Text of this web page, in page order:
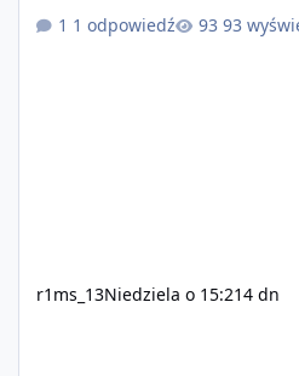
1 odpowiedź
93
r1ms_13Niedziela o 15:214 dn